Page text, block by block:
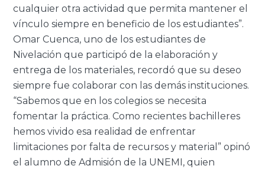
cualquier otra actividad que permita mantener el
vínculo siempre en beneficio de los estudiantes”.
Omar Cuenca, uno de los estudiantes de
Nivelación que participó de la elaboración y
entrega de los materiales, recordó que su deseo
siempre fue colaborar con las demás instituciones.
“Sabemos que en los colegios se necesita
fomentar la práctica. Como recientes bachilleres
hemos vivido esa realidad de enfrentar
limitaciones por falta de recursos y material” opinó
el alumno de Admisión de la UNEMI, quien